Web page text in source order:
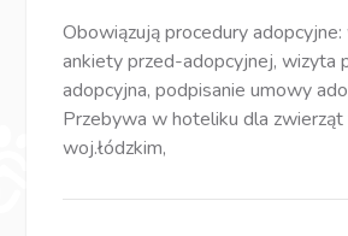
Obowiązują procedury adopcyjne:
ankiety przed-adopcyjnej, wizyta
adopcyjna, podpisanie umowy
Przebywa w hoteliku dla
woj.łódzkim,